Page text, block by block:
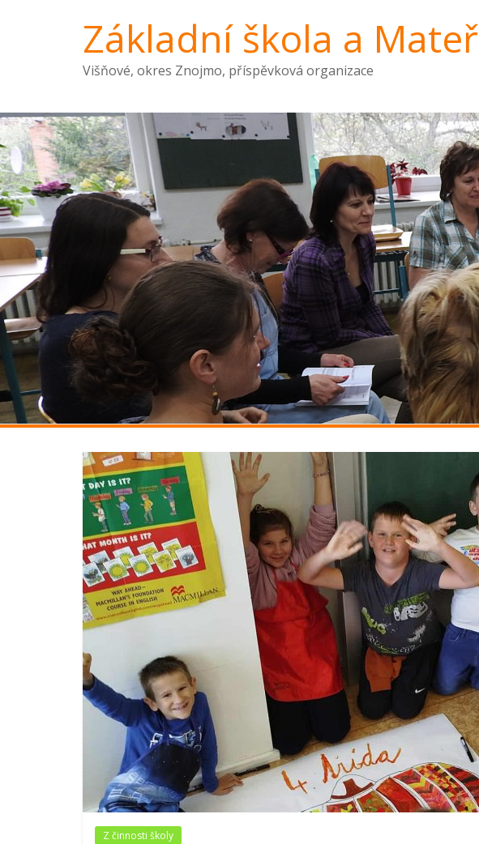
Základní škola a
Višňové, okres Znojmo, příspěvková organizace
Z činnosti školy